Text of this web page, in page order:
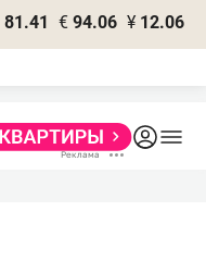
81.41 € 94.06 ¥ 12.06